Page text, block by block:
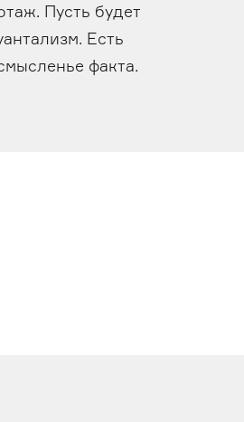
Пусть будет
Есть
факта.